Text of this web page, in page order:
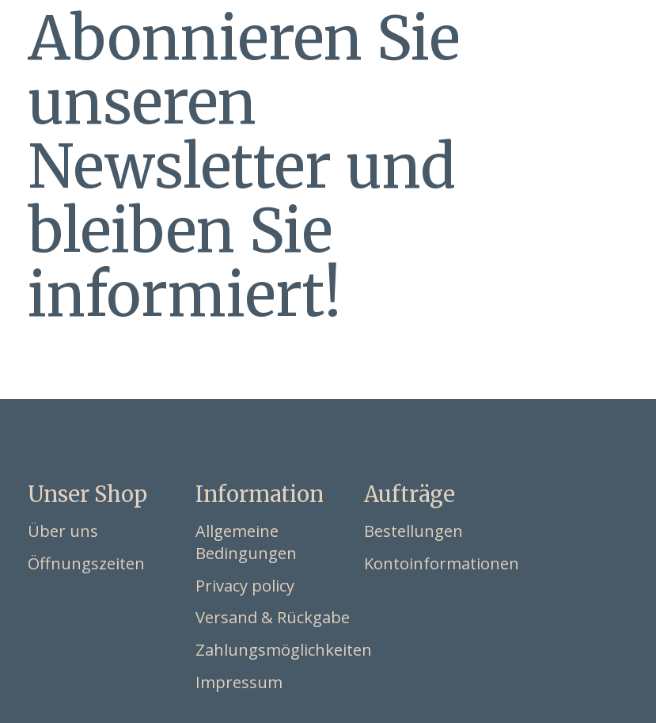
Abonnieren Sie
unseren
Newsletter und
bleiben Sie
informiert!
Unser Shop
Über uns
Öffnungszeiten
Information
Allgemeine
Bedingungen
Privacy policy
Versand & Rückgabe
Zahlungsmöglichkeiten
Impressum
Aufträge
Bestellungen
Kontoinformationen